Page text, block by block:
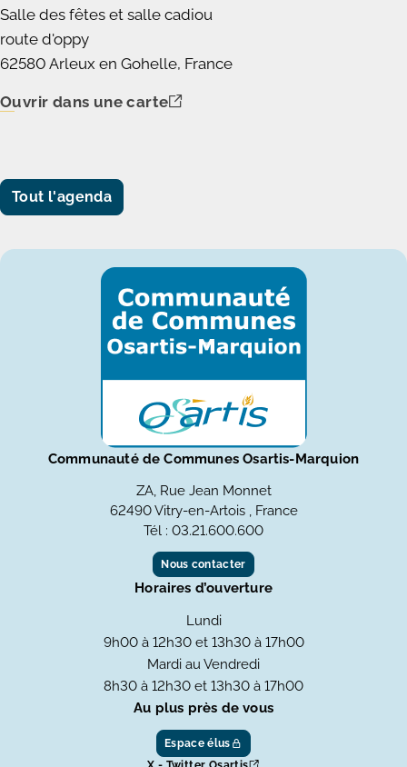
Salle des fêtes et salle cadiou
route d'oppy
62580 Arleux en Gohelle, France
Ouvrir dans une carte
Tout l'agenda
Communauté de Communes Osartis-Marquion
ZA, Rue Jean Monnet
62490 Vitry-en-Artois , France
Tél : 03.21.600.600
Nous contacter
Horaires d’ouverture
Lundi
9h00 à 12h30 et 13h30 à 17h00
Mardi au Vendredi
8h30 à 12h30 et 13h30 à 17h00
Au plus près de vous
Espace élus